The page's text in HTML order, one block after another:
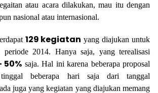
atau acara dilakukan, mau itu dengan
nasional atau internasional.
129 kegiatan yang diajukan untuk
periode 2014. Hanya saja, yang terealisasi
50% saja. Hal ini karena beberapa proposal
beberapa hari saja dari tanggal
juga yang kegiatan yang diajukan memang